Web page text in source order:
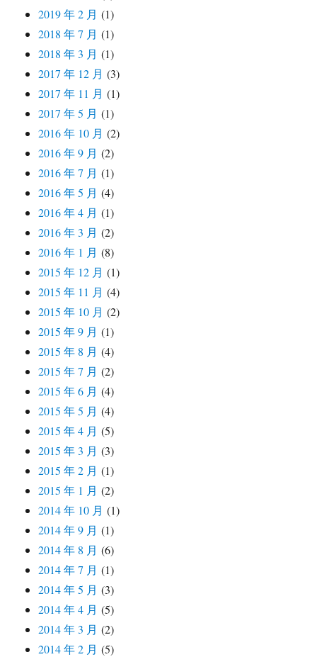
2019 年 2 月 (1)
2018 年 7 月 (1)
2018 年 3 月 (1)
2017 年 12 月 (3)
2017 年 11 月 (1)
2017 年 5 月 (1)
2016 年 10 月 (2)
2016 年 9 月 (2)
2016 年 7 月 (1)
2016 年 5 月 (4)
2016 年 4 月 (1)
2016 年 3 月 (2)
2016 年 1 月 (8)
2015 年 12 月 (1)
2015 年 11 月 (4)
2015 年 10 月 (2)
2015 年 9 月 (1)
2015 年 8 月 (4)
2015 年 7 月 (2)
2015 年 6 月 (4)
2015 年 5 月 (4)
2015 年 4 月 (5)
2015 年 3 月 (3)
2015 年 2 月 (1)
2015 年 1 月 (2)
2014 年 10 月 (1)
2014 年 9 月 (1)
2014 年 8 月 (6)
2014 年 7 月 (1)
2014 年 5 月 (3)
2014 年 4 月 (5)
2014 年 3 月 (2)
2014 年 2 月 (5)